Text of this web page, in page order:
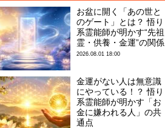
お盆に開く「あの世と
のゲート」とは？ 悟り
系霊能師が明かす“先祖
霊・供養・金運”の関係
2026.08.01 18:00
金運がない人は無意識
にやっている！？ 悟り
系霊能師が明かす「お
金に嫌われる人」の共
通点